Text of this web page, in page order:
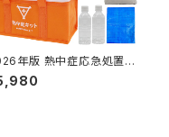
年版 熱中症応急処置セ
Lサイズ フラバ 【義務化対
熱中症対策キット 応急処